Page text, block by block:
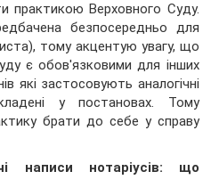
практикою Верховного Суду.
безпосередньо для
тому акцентую увагу, що
є обов'язковими для інших
які застосовують аналогічні
у постановах. Тому
брати до себе у справу
написи нотаріусів: що